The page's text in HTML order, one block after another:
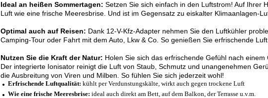
Ideal an heißen Sommertagen: Setzen Sie sich einfach in den Luftstrom! Auf Ihrer
Luft wie eine frische Meeresbrise. Und ist im Gegensatz zu eiskalter Klimaanlagen-
Optimal auch auf Reisen: Dank 12-V-Kfz-Adapter nehmen Sie den Luftkühler
Camping-Tour oder Fahrt mit dem Auto, Lkw & Co. So genießen Sie erfrischende
Nutzen Sie die Kraft der Natur: Holen Sie sich das erfrischende Gefühl nach
Der integrierte Ionisator reinigt die Luft von Staub, Schmutz und unangenehmen
die Ausbreitung von Viren und Milben. So fühlen Sie sich jederzeit wohl!
Erfrischende Luftqualität: kühlt per Verdunstungskälte, wirkt auch gegen trockene Luft
Wie eine frische Meeresbrise: ideal auch direkt am Bett, auf dem Balkon, der Terrasse u.v.m.